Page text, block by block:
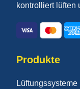
kontrolliert lüften
Produkte
Lüftungssysteme